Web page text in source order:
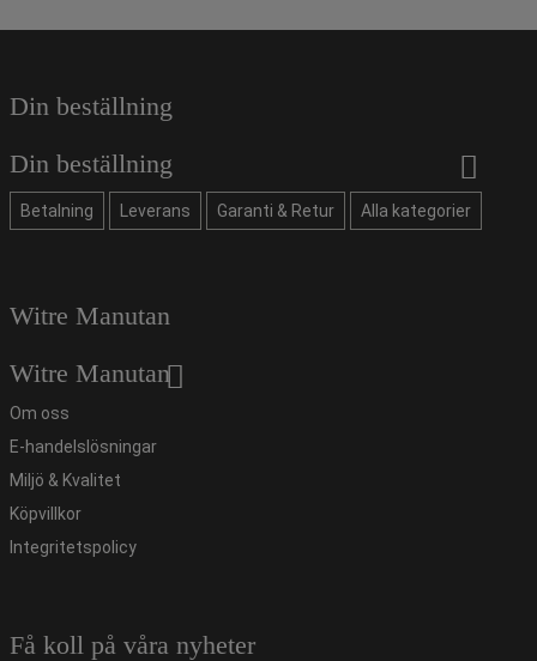
Din beställning
Din beställning
Betalning Leverans Garanti & Retur Alla kategorier
Witre Manutan
Witre Manutan
Om oss
E-handelslösningar
Miljö & Kvalitet
Köpvillkor
Integritetspolicy
Få koll på våra nyheter